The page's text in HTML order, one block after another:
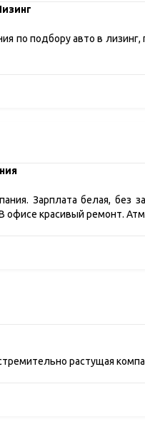
по подбору авто в
Зарплата белая,
офисе красивый ремонт.
растущая